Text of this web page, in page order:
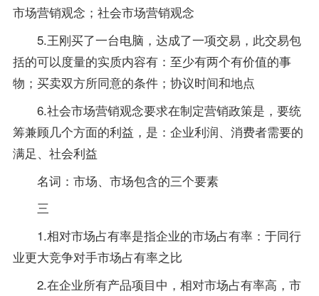
市场营销观念；社会市场营销观念
5.王刚买了一台电脑，达成了一项交易，此交易包
括的可以度量的实质内容有：至少有两个有价值的事
物；买卖双方所同意的条件；协议时间和地点
6.社会市场营销观念要求在制定营销政策是，要统
筹兼顾几个方面的利益，是：企业利润、消费者需要的
满足、社会利益
名词：市场、市场包含的三个要素
三
1.相对市场占有率是指企业的市场占有率：于同行
业更大竞争对手市场占有率之比
2.在企业所有产品项目中，相对市场占有率高，市